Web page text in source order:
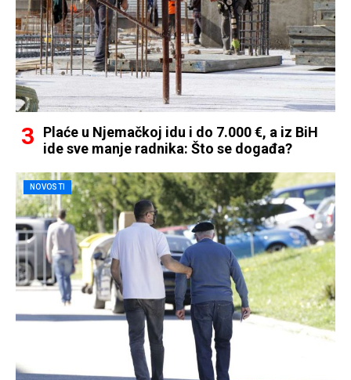
Plaće u Njemačkoj idu i do 7.000 €, a iz BiH
ide sve manje radnika: Što se događa?
NOVOSTI